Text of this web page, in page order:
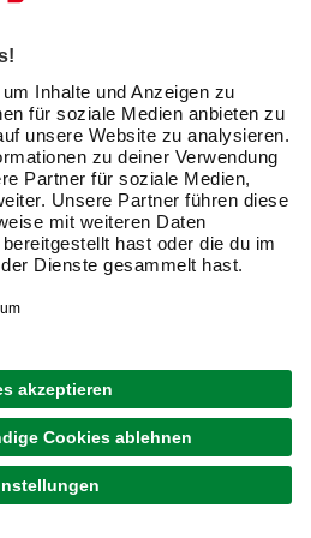
für alles.
Werkstatt oder beim
ankommt, brauchst Du
Von Kopf bis Fuß gut geschützt
findest Du alles, was Dich
bringt.